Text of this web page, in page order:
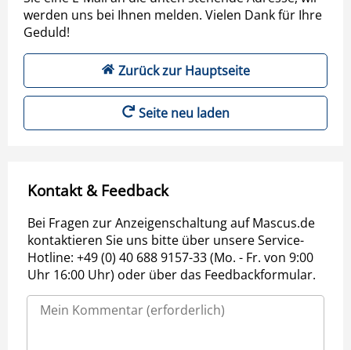
werden uns bei Ihnen melden. Vielen Dank für Ihre
Geduld!
Zurück zur Hauptseite
Seite neu laden
Kontakt & Feedback
Bei Fragen zur Anzeigenschaltung auf Mascus.de
kontaktieren Sie uns bitte über unsere Service-
Hotline: +49 (0) 40 688 9157-33 (Mo. - Fr. von 9:00
Uhr 16:00 Uhr) oder über das Feedbackformular.